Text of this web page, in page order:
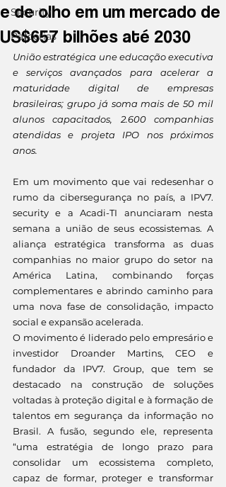
Security
Parcerias
e de olho em um mercado de
US$657 bilhões até 2030
União estratégica une educação executiva
e serviços avançados para acelerar a
maturidade digital de empresas
brasileiras; grupo já soma mais de 50 mil
alunos capacitados, 2.600 companhias
atendidas e projeta IPO nos próximos
anos.
Em um movimento que vai redesenhar o
rumo da cibersegurança no país, a IPV7.
security e a Acadi-TI anunciaram nesta
semana a união de seus ecossistemas. A
aliança estratégica transforma as duas
companhias no maior grupo do setor na
América Latina, combinando forças
complementares e abrindo caminho para
uma nova fase de consolidação, impacto
social e expansão acelerada.
O movimento é liderado pelo empresário e
investidor Droander Martins, CEO e
fundador da IPV7. Group, que tem se
destacado na construção de soluções
voltadas à proteção digital e à formação de
talentos em segurança da informação no
Brasil. A fusão, segundo ele, representa
“uma estratégia de longo prazo para
consolidar um ecossistema completo,
capaz de formar, proteger e transformar